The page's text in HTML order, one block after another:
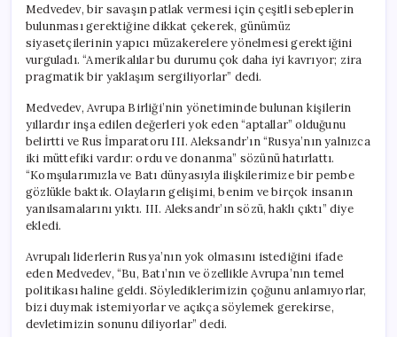
Medvedev, bir savaşın patlak vermesi için çeşitli sebeplerin
bulunması gerektiğine dikkat çekerek, günümüz
siyasetçilerinin yapıcı müzakerelere yönelmesi gerektiğini
vurguladı. “Amerikalılar bu durumu çok daha iyi kavrıyor; zira
pragmatik bir yaklaşım sergiliyorlar” dedi.
Medvedev, Avrupa Birliği’nin yönetiminde bulunan kişilerin
yıllardır inşa edilen değerleri yok eden “aptallar” olduğunu
belirtti ve Rus İmparatoru III. Aleksandr’ın “Rusya’nın yalnızca
iki müttefiki vardır: ordu ve donanma” sözünü hatırlattı.
“Komşularımızla ve Batı dünyasıyla ilişkilerimize bir pembe
gözlükle baktık. Olayların gelişimi, benim ve birçok insanın
yanılsamalarını yıktı. III. Aleksandr’ın sözü, haklı çıktı” diye
ekledi.
Avrupalı liderlerin Rusya’nın yok olmasını istediğini ifade
eden Medvedev, “Bu, Batı’nın ve özellikle Avrupa’nın temel
politikası haline geldi. Söylediklerimizin çoğunu anlamıyorlar,
bizi duymak istemiyorlar ve açıkça söylemek gerekirse,
devletimizin sonunu diliyorlar” dedi.